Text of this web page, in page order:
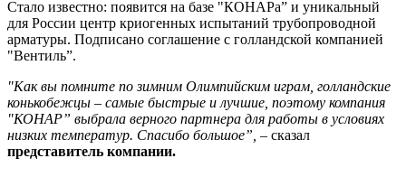
Стало известно: появится на базе "КОНАРа” и уникальный
для России центр криогенных испытаний трубопроводной
арматуры. Подписано соглашение с голландской компанией
"Вентиль”.
"Как вы помните по зимним Олимпийским играм, голландские
конькобежцы – самые быстрые и лучшие, поэтому компания
"КОНАР” выбрала верного партнера для работы в условиях
низких температур. Спасибо большое”, – сказал
представитель компании.